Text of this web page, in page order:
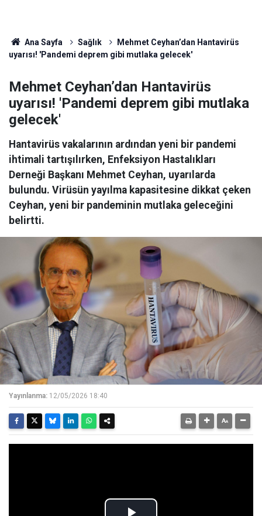
Ana Sayfa Sağlık
Mehmet Ceyhan’dan Hantavirüs
uyarısı! 'Pandemi deprem gibi mutlaka gelecek'
Mehmet Ceyhan’dan Hantavirüs
uyarısı! 'Pandemi deprem gibi mutlaka
gelecek'
Hantavirüs vakalarının ardından yeni bir pandemi
ihtimali tartışılırken, Enfeksiyon Hastalıkları
Derneği Başkanı Mehmet Ceyhan, uyarılarda
bulundu. Virüsün yayılma kapasitesine dikkat çeken
Ceyhan, yeni bir pandeminin mutlaka geleceğini
belirtti.
Yayınlanma: 12/05/2026 18:40